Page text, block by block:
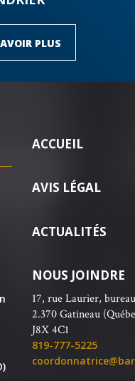
PLUS
ACCUEIL
AVIS LÉGAL
ACTUALITÉS
NOUS JOINDRE
17, rue Laurier, bureau
2.370 Gatineau
J8X 4C1
819-777-5225